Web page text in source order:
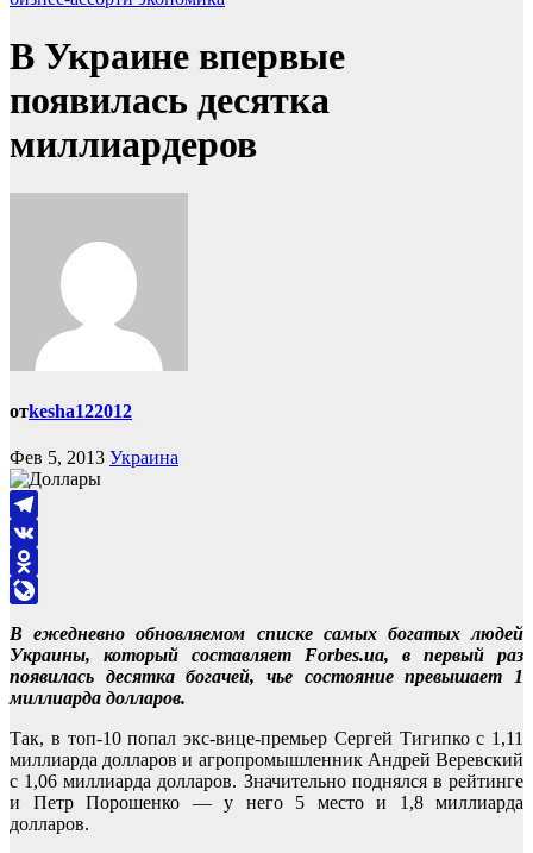
В Украине впервые
появилась десятка
миллиардеров
отkesha122012
Фев 5, 2013 Украина
Telegram
VK
Odnoklassniki
В ежедневно обновляемом списке самых богатых людей
Украины, который составляет Forbes.ua, в первый раз
появилась десятка богачей, чье состояние превышает 1
миллиарда долларов.
Так, в топ-10 попал экс-вице-премьер Сергей Тигипко с 1,11
миллиарда долларов и агропромышленник Андрей Веревский
с 1,06 миллиарда долларов. Значительно поднялся в рейтинге
и Петр Порошенко — у него 5 место и 1,8 миллиарда
долларов.